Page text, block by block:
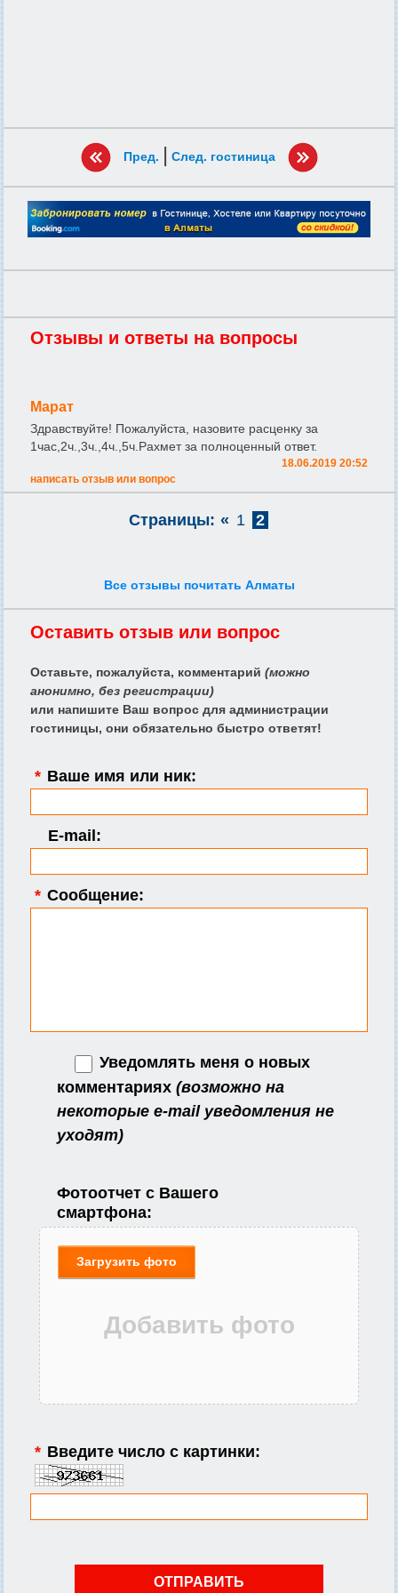
Пред. | След. гостиница
Отзывы и ответы на вопросы
Марат
Здравствуйте! Пожалуйста, назовите расценку за
1час,2ч.,3ч.,4ч.,5ч.Рахмет за полноценный ответ.
18.06.2019 20:52
написать отзыв или вопрос
Страницы: « 1 2
Все отзывы почитать Алматы
Оставить отзыв или вопрос
Оставьте, пожалуйста, комментарий (можно
анонимно, без регистрации)
или напишите Ваш вопрос для администрации
гостиницы, они обязательно быстро ответят!
* Ваше имя или ник:
E-mail:
* Сообщение:
Уведомлять меня о новых
комментариях (возможно на
некоторые e-mail уведомления не
уходят)
Фотоотчет с Вашего
смартфона:
Загрузить фото
* Введите число с картинки: